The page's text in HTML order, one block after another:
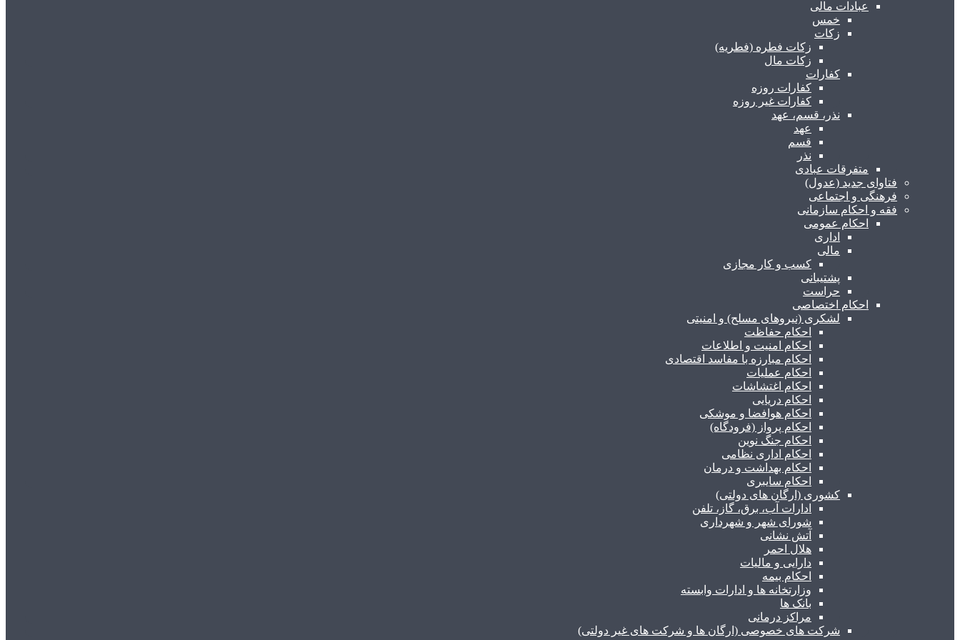
عبادات مالی
خمس
زکات
زکات فطره (فطریه)
زکات مال
کفارات
کفارات روزه
کفارات غیر روزه
نذر، قسم، عهد
عهد
قسم
نذر
متفرقات عبادی
فتاوای جدید (عدول)
فرهنگی و اجتماعی
فقه و احکام سازمانی
احکام عمومی
اداری
مالی
کسب و کار مجازی
پشتیبانی
حراست
احکام اختصاصی
لشکری (نیروهای مسلح) و امنیتی
احکام حفاظت
احکام امنیت و اطلاعات
احکام مبارزه با مفاسد اقتصادی
احکام عملیات
احکام اغتشاشات
احکام دریایی
احکام هوافضا و موشکی
احکام پرواز (فرودگاه)
احکام جنگ نوین
احکام اداری نظامی
احکام بهداشت و درمان
احکام سایبری
کشوری (ارگان های دولتی)
ادارات آب، برق، گاز، تلفن
شورای شهر و شهرداری
آتش نشانی
هلال احمر
دارایی و مالیات
احکام بیمه
وزارتخانه ها و ادارات وابسته
بانک ها
مراکز درمانی
شرکت های خصوصی (ارگان ها و شرکت های غیر دولتی)